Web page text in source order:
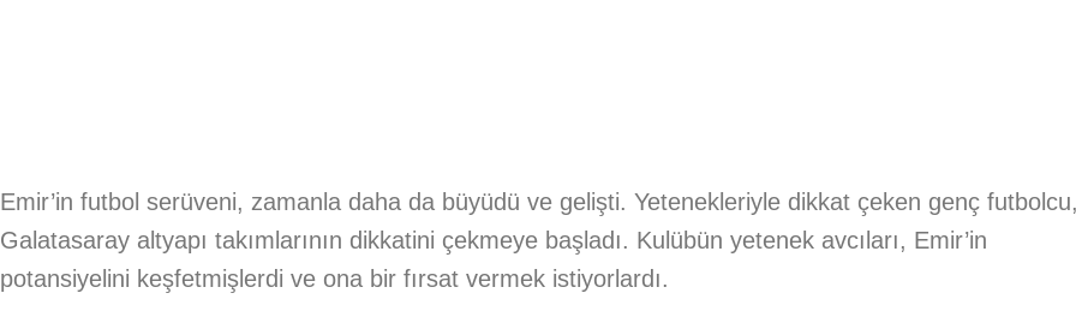
Emir’in futbol serüveni, zamanla daha da büyüdü ve gelişti. Yetenekleriyle dikkat çeken genç futbolcu,
Galatasaray altyapı takımlarının dikkatini çekmeye başladı. Kulübün yetenek avcıları, Emir’in
potansiyelini keşfetmişlerdi ve ona bir fırsat vermek istiyorlardı.